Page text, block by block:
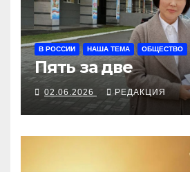
В РОССИИ НАША ТЕМА ОБЩЕСТВО
Пять за две
02.06.2026 РЕДАКЦИЯ